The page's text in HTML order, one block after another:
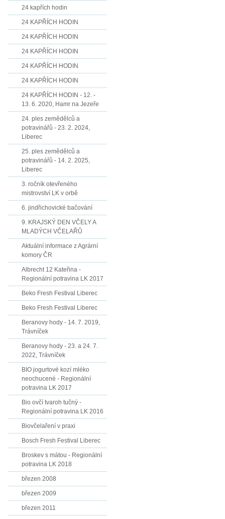
24 kapřích hodin
24 KAPŘÍCH HODIN
24 KAPŘÍCH HODIN
24 KAPŘÍCH HODIN
24 KAPŘÍCH HODIN
24 KAPŘÍCH HODIN
24 KAPŘÍCH HODIN - 12. -
13. 6. 2020, Hamr na Jezeře
24. ples zemědělců a
potravinářů - 23. 2. 2024,
Liberec
25. ples zemědělců a
potravinářů - 14. 2. 2025,
Liberec
3. ročník otevřeného
mistrovství LK v orbě
6. jindřichovické bačování
9. KRAJSKÝ DEN VČELY A
MLADÝCH VČELAŘŮ
Aktuální informace z Agrární
komory ČR
Albrecht 12 Kateřina -
Regionální potravina LK 2017
Beko Fresh Festival Liberec
Beko Fresh Festival Liberec
Beranovy hody - 14. 7. 2019,
Trávníček
Beranovy hody - 23. a 24. 7.
2022, Trávníček
BIO jogurtové kozí mléko
neochucené - Regionální
potravina LK 2017
Bio ovčí tvaroh tučný -
Regionální potravina LK 2016
Biovčelaření v praxi
Bosch Fresh Festival Liberec
Broskev s mátou - Regionální
potravina LK 2018
březen 2008
březen 2009
březen 2011